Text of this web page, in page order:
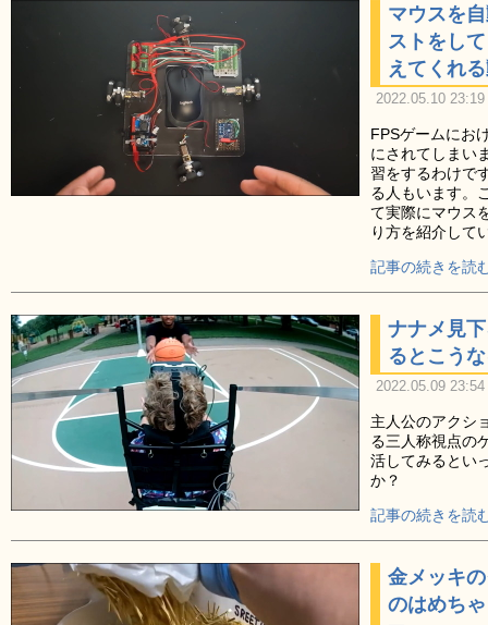
マウスを
ストをし
えてくれ
2022.05.10
FPSゲームにお
にされてしまい
習をするわけで
る人もいます。
て実際にマウス
り方を紹介して
記事の続きを読
ナナメ見
るとこう
2022.05.09
主人公のアクシ
る三人称視点の
活してみるとい
か？
記事の続きを読
金メッキ
のはめち